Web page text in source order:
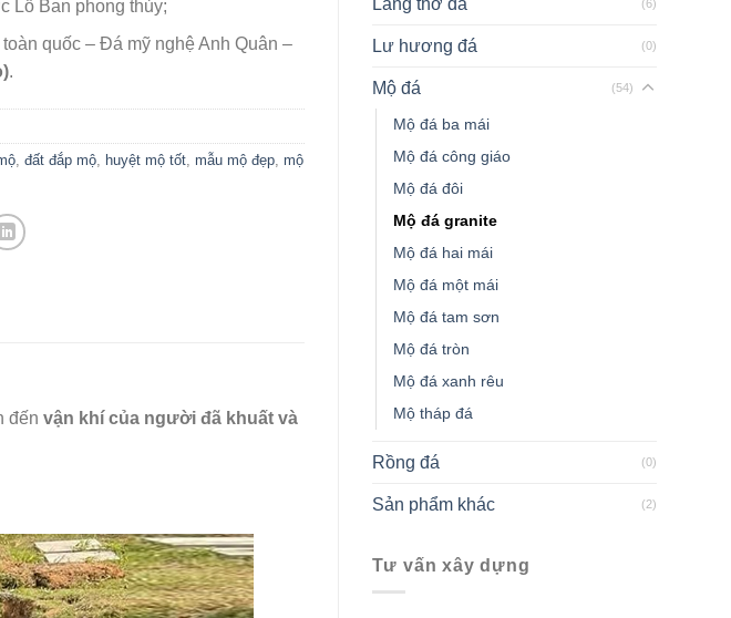
(6)
Lư hương đá (0)
Mộ đá (54)
Mộ đá ba mái
Mộ đá công giáo
Mộ đá đôi
Mộ đá granite
Mộ đá hai mái
Mộ đá một mái
Mộ đá tam sơn
Mộ đá tròn
Mộ đá xanh rêu
Mộ tháp đá
Rồng đá (0)
Sản phẩm khác (2)
Tư vấn xây dựng
Lỗ Ban phong thủy;
quốc – Đá mỹ nghệ Anh Quân –
.
, đất đắp mộ, huyệt mộ tốt, mẫu mộ đẹp, mộ
đến vận khí của người đã khuất và